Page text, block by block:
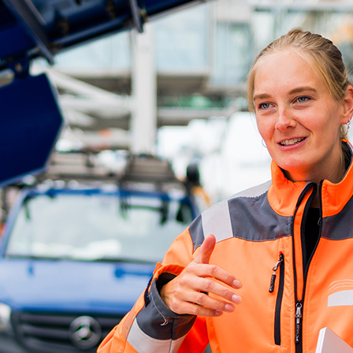
Center der HPA
aller Verkehrsmeldungen im Hafen am